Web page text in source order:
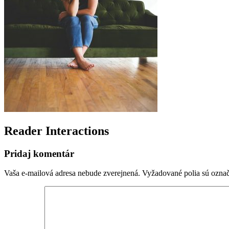
Reader Interactions
Pridaj komentár
Vaša e-mailová adresa nebude zverejnená. Vyžadované polia sú